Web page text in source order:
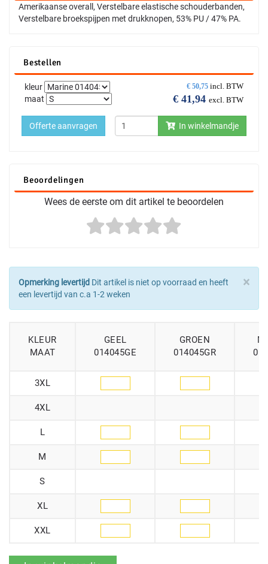
Amerikaanse overall, Verstelbare elastische schouderbanden,
Verstelbare broekspijpen met drukknopen, 53% PU / 47% PA.
Bestellen
€ 50,75 incl. BTW
€ 41,94 excl. BTW
kleur
maat
In winkelmandje
Offerte aanvragen
Beoordelingen
Wees de eerste om dit artikel te beoordelen
×
Opmerking levertijd Dit artikel is niet op voorraad en heeft
een levertijd van c.a 1-2 weken
KLEUR
MAAT
GEEL
014045GE
GROEN
014045GR
3XL
4XL
L
M
S
XL
XXL